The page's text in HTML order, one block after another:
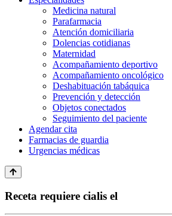
Medicina natural
Parafarmacia
Atención domiciliaria
Dolencias cotidianas
Maternidad
Acompañamiento deportivo
Acompañamiento oncológico
Deshabituación tabáquica
Prevención y detección
Objetos conectados
Seguimiento del paciente
Agendar cita
Farmacias de guardia
Urgencias médicas
Receta requiere cialis el